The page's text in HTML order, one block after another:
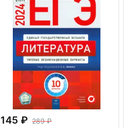
145
289